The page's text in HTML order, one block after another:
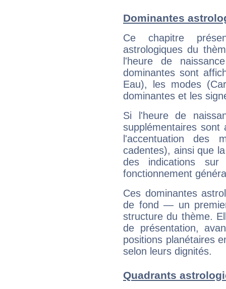
Dominantes
Ce chapitre
astrologiques du
l'heure de
dominantes sont
Eau), les modes
dominantes et les
Si l'heure de
supplémentaires sont
l'accentuation des
cadentes), ainsi que
des indications sur
fonctionnement
Ces dominantes
de fond — un
structure du thème.
de présentation,
positions planétaires
selon leurs dignités.
Quadrants